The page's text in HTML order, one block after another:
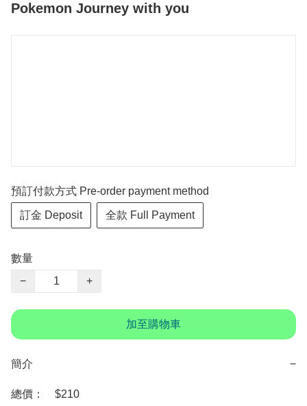
Pokemon Journey with you
預訂付款方式 Pre-order payment method
訂金 Deposit 全款 Full Payment
數量
−
+
加至購物車
簡介 −
總價：　$210